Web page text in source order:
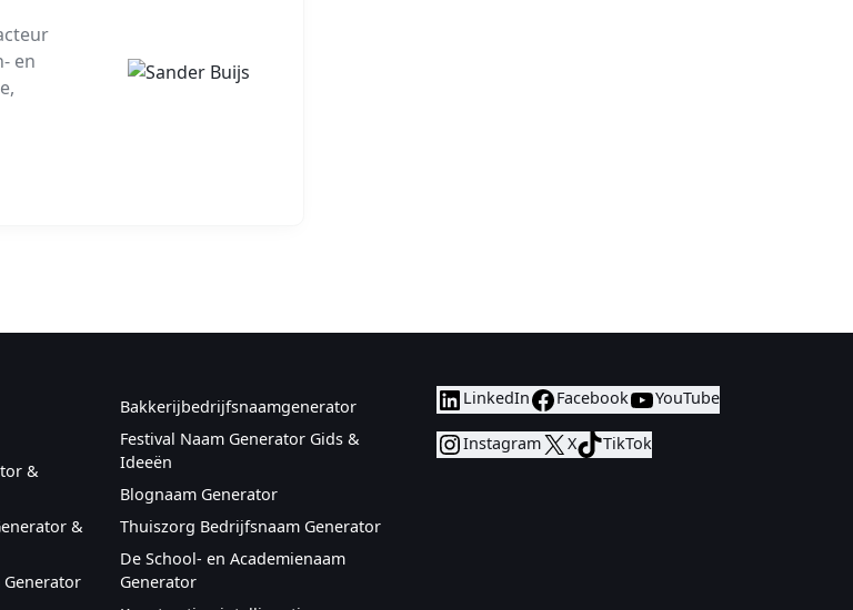
en
&
&
Bakkerijbedrijfsnaamgenerator
Festival Naam Generator Gids &
Ideeën
Blognaam Generator
Thuiszorg Bedrijfsnaam Generator
De School- en Academienaam
Generator
LinkedIn Facebook YouTube
Instagram X TikTok